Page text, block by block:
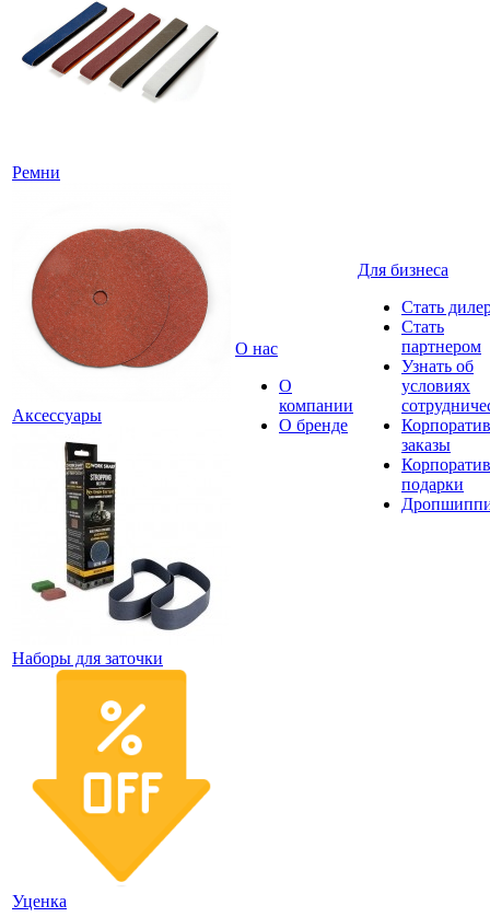
Ремни
Аксессуары
Наборы для заточки
Уценка
О нас
О
компании
О бренде
Для бизнеса
Стать
Стать
партнером
Узнать об
условиях
заказы
подарки